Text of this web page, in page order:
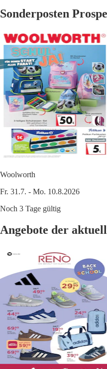
Sonderposten
Woolworth
Fr. 31.7. - Mo. 10.8.2026
Noch 3 Tage gültig
Angebote der